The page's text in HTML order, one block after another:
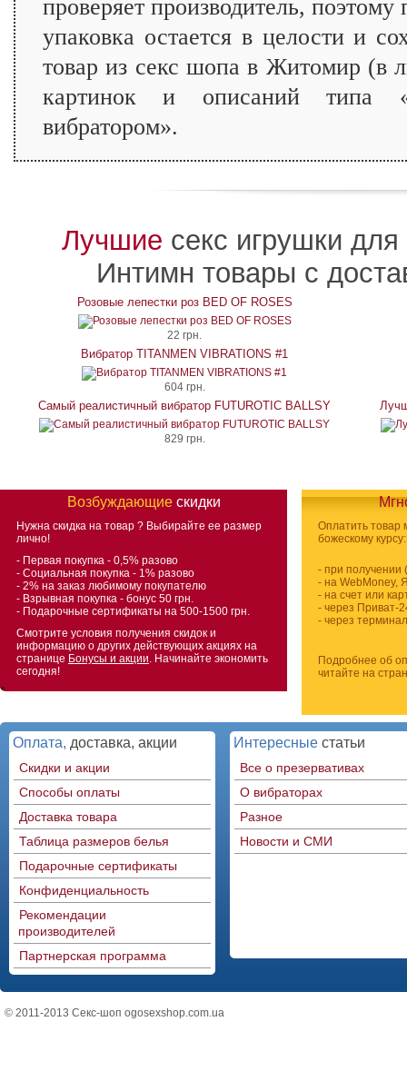
проверяет производитель, поэтому
упаковка остается в целости и
товар из секс шопа в Житомир (в
картинок и описаний типа
вибратором».
Лучшие секс игрушки
Интимн товары с
Розовые лепестки роз BED OF ROSES
22 грн.
Вибратор TITANMEN VIBRATIONS #1
604 грн.
Самый реалистичный вибратор FUTUROTIC BALLSY
829 грн.
Возбуждающиескидки
Нужна скидка на товар ? Выбирайте ее размер
лично!
- Первая покупка - 0,5% разово
- Социальная покупка - 1% разово
- 2% на заказ любимому покупателю
- Взрывная покупка - бонус 50 грн.
- Подарочные сертификаты на 500-1500 грн.
Смотрите условия получения скидок и
информацию о других действующих акциях на
странице Бонусы и акции. Начинайте экономить
сегодня!
Оплатить товар
божескому курсу:
- при
- на WebMoney,
- на счет или
- через Приват-
- через
Подробнее об
читайте на
Оплата, доставка, акции
Скидки и акции
Способы оплаты
Доставка товара
Таблица размеров белья
Подарочные сертификаты
Конфиденциальность
Рекомендации
производителей
Партнерская программа
Интересные статьи
Все о презервативах
О вибраторах
Разное
Новости и СМИ
© 2011-2013 Секс-шоп ogosexshop.com.ua